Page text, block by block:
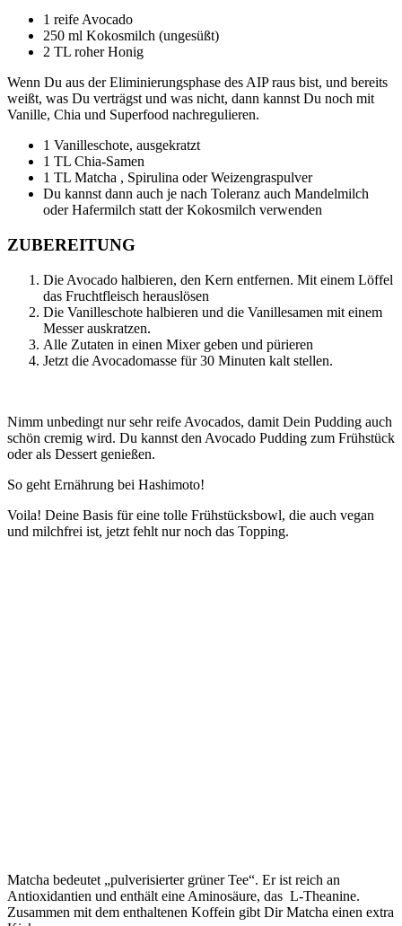
1 reife Avocado
250 ml Kokosmilch (ungesüßt)
2 TL roher Honig
Wenn Du aus der Eliminierungsphase des AIP raus bist, und bereits
weißt, was Du verträgst und was nicht, dann kannst Du noch mit
Vanille, Chia und Superfood nachregulieren.
1 Vanilleschote, ausgekratzt
1 TL Chia-Samen
1 TL Matcha , Spirulina oder Weizengraspulver
Du kannst dann auch je nach Toleranz auch Mandelmilch
oder Hafermilch statt der Kokosmilch verwenden
ZUBEREITUNG
Die Avocado halbieren, den Kern entfernen. Mit einem Löffel
das Fruchtfleisch herauslösen
Die Vanilleschote halbieren und die Vanillesamen mit einem
Messer auskratzen.
Alle Zutaten in einen Mixer geben und pürieren
Jetzt die Avocadomasse für 30 Minuten kalt stellen.
Nimm unbedingt nur sehr reife Avocados, damit Dein Pudding auch
schön cremig wird. Du kannst den Avocado Pudding zum Frühstück
oder als Dessert genießen.
So geht Ernährung bei Hashimoto!
Voila! Deine Basis für eine tolle Frühstücksbowl, die auch vegan
und milchfrei ist, jetzt fehlt nur noch das Topping.
Matcha bedeutet „pulverisierter grüner Tee“. Er ist reich an
Antioxidantien und enthält eine Aminosäure, das L-Theanine.
Zusammen mit dem enthaltenen Koffein gibt Dir Matcha einen extra